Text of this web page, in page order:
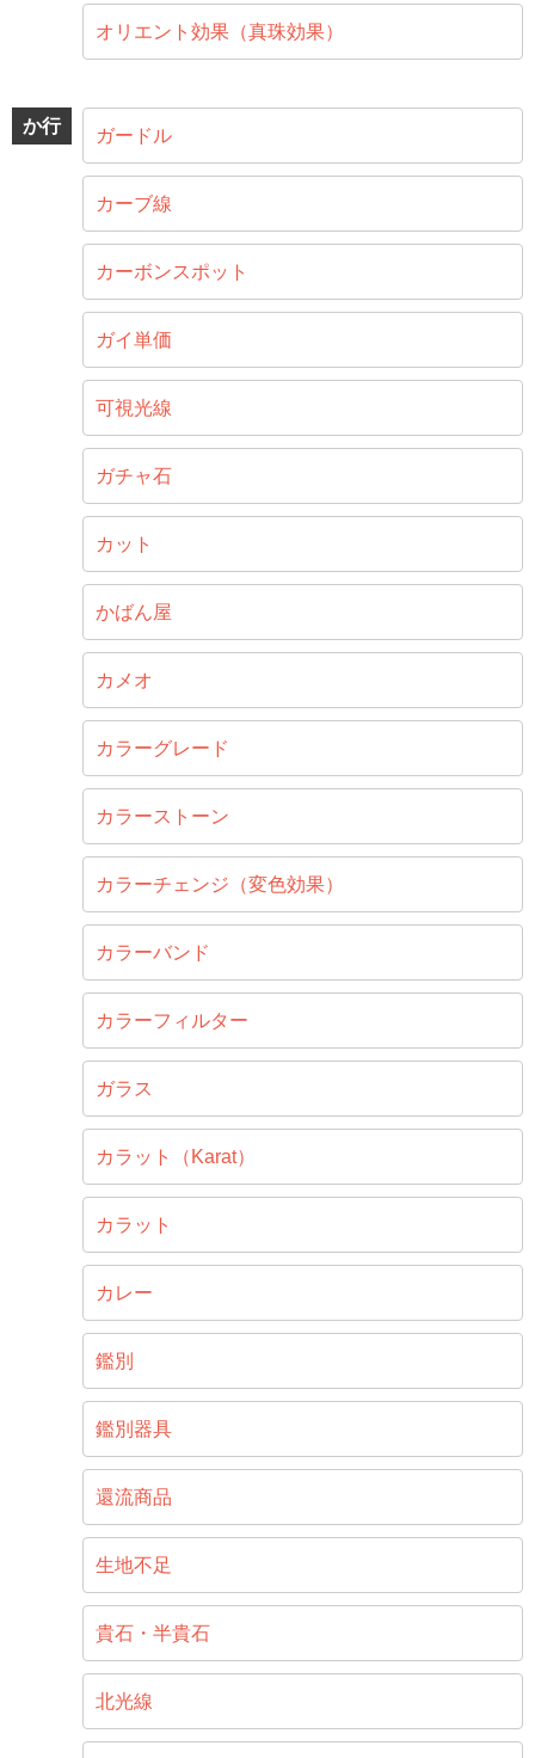
オリエント効果（真珠効果）
か行 ガードル
カーブ線
カーボンスポット
ガイ単価
可視光線
ガチャ石
カット
かばん屋
カメオ
カラーグレード
カラーストーン
カラーチェンジ（変色効果）
カラーバンド
カラーフィルター
ガラス
カラット（Karat）
カラット
カレー
鑑別
鑑別器具
還流商品
生地不足
貴石・半貴石
北光線